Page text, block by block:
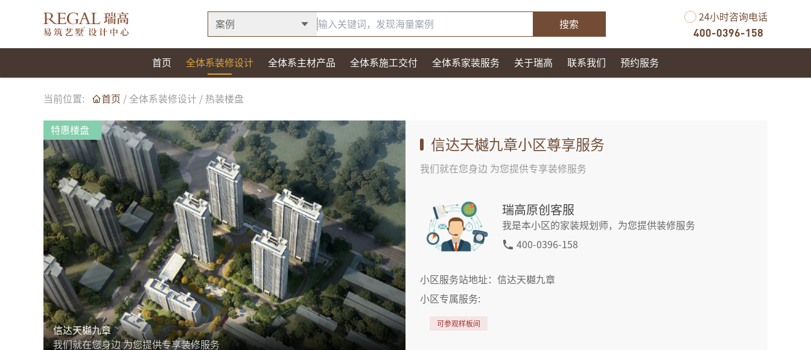
案例 搜索
24小时咨询电话
400-0396-158
首页 全体系装修设计 全体系主材产品 全体系施工交付 全体系家装服务 关于瑞高 联系我们 预约服务
当前位置: 首页 / 全体系装修设计 / 热装楼盘
信达天樾九章
我们就在您身边 为您提供专享装修服务
特惠楼盘
信达天樾九章小区尊享服务
我们就在您身边 为您提供专享装修服务
瑞高原创客服
我是本小区的家装规划师，为您提供装修服务
400-0396-158
小区服务站地址： 信达天樾九章
小区专属服务:
可参观样板间